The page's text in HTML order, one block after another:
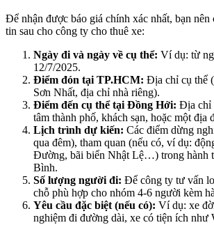
Để nhận được báo giá chính xác nhất, bạn nên
tin sau cho công ty cho thuê xe:
Ngày đi và ngày về cụ thể: Ví dụ: từ
12/7/2025.
Điểm đón tại TP.HCM: Địa chỉ cụ thể
Sơn Nhất, địa chỉ nhà riêng).
Điểm đến cụ thể tại Đồng Hới: Địa chỉ
tâm thành phố, khách sạn, hoặc một địa
Lịch trình dự kiến: Các điểm dừng
qua đêm), tham quan (nếu có, ví dụ:
Đường, bãi biển Nhật Lệ…) trong hành
Bình.
Số lượng người đi: Để công ty tư vấn
chỗ phù hợp cho nhóm 4-6 người kèm
Yêu cầu đặc biệt (nếu có): Ví dụ: xe
nghiệm đi đường dài, xe có tiện ích